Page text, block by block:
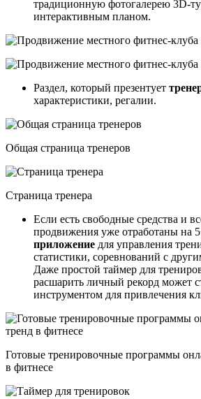
традиционную фотогалерею 3D-
интерактивным планом.
Раздел, который презентует
характеристики, регалии.
Общая страница тренеров
Страница тренера
Если есть свободные средства и
продвижения уже отработаны на
приложение для управления
статистики, соревнований с
Даже простой таймер для
расшарить личный рекорд может
инструментом для привлечения
Готовые тренировочные программы
в фитнесе